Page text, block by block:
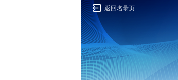
返回名录页